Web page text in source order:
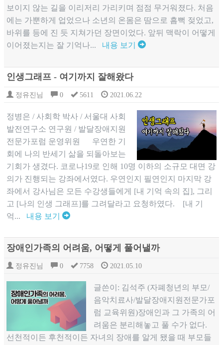
보이지 않는 길을 이리저리 가리키며 점점 무거워졌다. 처음
에는 가뿐하게 업었으나 소년의 온몸은 땀으로 흠뻑 젖었고,
바위를 등에 진 듯 지쳐가던 장면이었다. 앞뒤 맥락이 어떻게
이어졌는지는 잘 기억나... 내용 보기
인생그래프 - 여기까지 잘해왔다
정유진님 0 5611 2021.06.22
정병은 / 사회학 박사 / 서울대 사회
발전연구소 연구원 / 발달장애지원
전문가포럼 운영위원 우연한 기
회에 나의 반세기 삶을 되돌아보는
기회가 생겼다. 코로나19로 인해 10명 이하의 소규모 대면 강
의가 진행되는 강좌에서였다. 우연인지 필연인지 마지막 강
좌에서 강사님은 모든 수강생들에게 [내 기억 속의 집], 그리
고 [나의 인생 그래프]를 그려달라고 요청하였다. [내 기
억... 내용 보기
장애인가족의 어려움, 어떻게 풀어낼까
정유진님 0 7758 2021.05.10
글쓴이: 김석주 (자폐청년의 부모/
음악치료사/발달장애지원전문가포
럼 교육위원)장애인과 그 가족의 어
려움은 분리해놓고 풀 수가 없다.
선천적이든 후천적이든 자녀의 장애를 알게 됐을 때 부모들